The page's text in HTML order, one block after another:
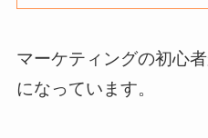
マーケティングの初心
になっています。